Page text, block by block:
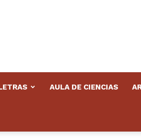
AULA DE CIENCIAS